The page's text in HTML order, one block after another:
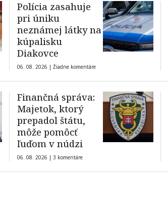
Polícia zasahuje
pri úniku
neznámej látky na
kúpalisku
Diakovce
06. 08. 2026 | Žiadne komentáre
Finančná správa:
Majetok, ktorý
prepadol štátu,
môže pomôcť
ľuďom v núdzi
06. 08. 2026 | 3 komentáre